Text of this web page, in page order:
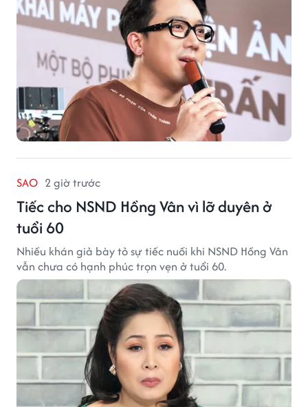
SAO 2 giờ trước
Tiếc cho NSND Hồng Vân vì lỡ duyên ở
tuổi 60
Nhiều khán giả bày tỏ sự tiếc nuối khi NSND Hồng Vân
vẫn chưa có hạnh phúc trọn vẹn ở tuổi 60.